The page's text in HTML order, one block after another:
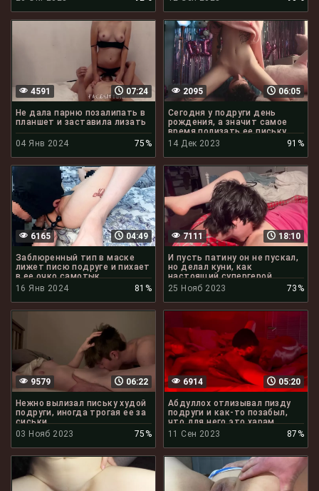
07:24
4591
Не дала парню позалипать в
планшет и заставила лизать
04 Янв 2024 75%
06:05
2095
Сегодня у подруги день
рождения, а значит самое
время полизать ее письку
14 Дек 2023
91%
04:49
6165
Заблюренный тип в маске
лижет писю подруге и пихает
в ее очко самотык
16 Янв 2024
81%
18:10
7111
И пусть патину он не пускал,
но делал куни, как
настоящий супергерой
25 Нояб 2023
73%
06:22
9579
Нежно вылизал письку худой
подруги, иногда трогая ее за
сиськи
03 Нояб 2023
75%
05:20
6914
Абдуллох отлизывал пизду
подруги и как-то позабыл,
что для него это харам
11 Сен 2023
87%